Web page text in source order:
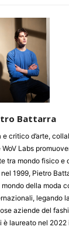
Battarra
critico d’arte,
Labs
tra mondo fisico e
1999, Pietro
della moda
legando
aziende del
è laureato nel